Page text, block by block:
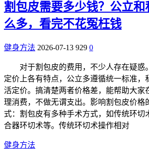
割包皮需要多少钱？公立
么多，看完不花冤枉钱
健身方法 2026-07-13 929 0
对于割包皮的费用，不少人存在疑惑
定价上各有特点，公立多遵循统一标准，
活定价。搞清楚两者价格差，能帮助大家
理消费，不做无谓支出。影响割包皮
式：割包皮有多种手术方式，如传统环切
合器环切术等。传统环切术操作相对
健身方法